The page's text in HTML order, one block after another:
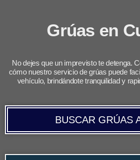
Grúas en
No dejes que un imprevisto te detenga.
cómo nuestro servicio de grúas puede
vehículo, brindándote tranquilidad y
BUSCAR GRÚAS